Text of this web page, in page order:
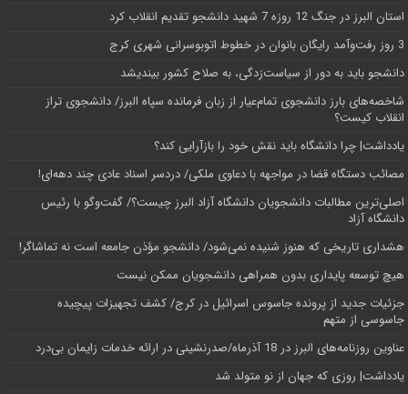
استان البرز در جنگ 12 روزه 7 شهید دانشجو تقدیم انقلاب کرد
3 روز رفت‌وآمد رایگان بانوان در خطوط اتوبوسرانی شهری کرج
دانشجو باید به دور از سیاست‌زدگی، به صلاح کشور بیندیشد
شاخصه‌های بارز دانشجوی تمام‌عیار از زبان فرمانده سپاه البرز/ دانشجوی تراز
انقلاب کیست؟
یادداشت| چرا دانشگاه باید نقش خود را بازآرایی کند؟
مصائب دستگاه قضا در مواجهه با دعاوی ملکی/ دردسر اسناد عادی چند‌ دهه‌ای!
اصلی‌ترین مطالبات دانشجویان دانشگاه آزاد البرز چیست؟/ گفت‌وگو با رئیس
دانشگاه آز‌اد
هشداری تاریخی که هنوز شنیده نمی‌شود/ دانشجو مؤذن جامعه است نه تماشاگر!
هیچ توسعه پایداری بدون همراهی دانشجویان ممکن نیست
جزئیات جدید از پرونده جاسوس اسرائیل در کرج/‌ کشف تجهیزات پیچیده
جاسوسی از متهم
عناوین روزنامه‌های البرز در ‌18 آذرماه/صدرنشینی در ارائه خدمات زایمان بی‌درد
یادداشت| روزی که جهان از نو متولد شد